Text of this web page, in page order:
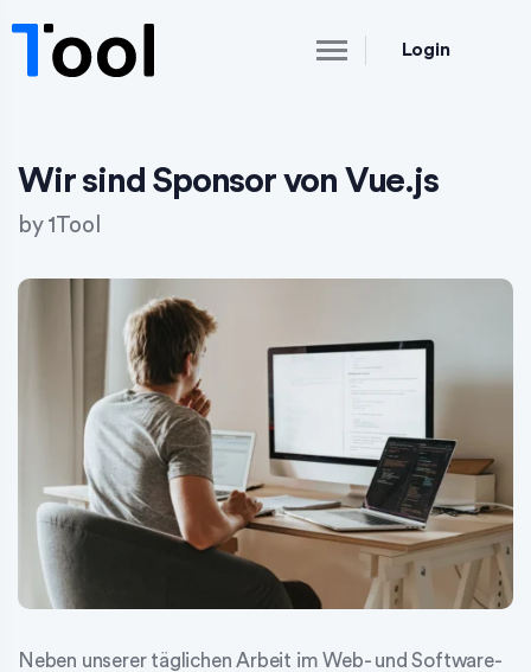
Login
Wir sind Sponsor von Vue.js
by1Tool
Neben unserer täglichen Arbeit im Web- und Software-